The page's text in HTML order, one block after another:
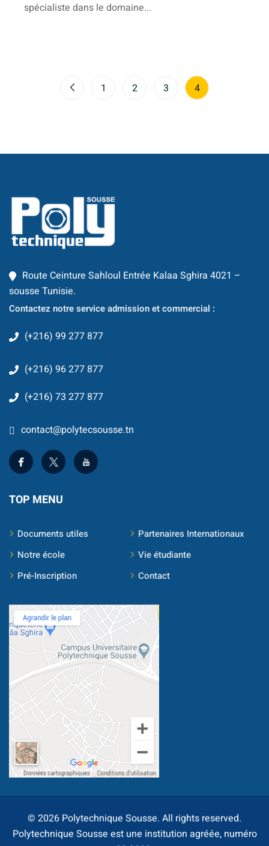
spécialiste dans le domaine...
1 2 3 4
Route Ceinture Sahloul Entrée Kalaa Sghira 4021 –
sousse Tunisie.
Contactez notre service admission et commercial :
(+216) 99 277 877
(+216) 96 277 877
(+216) 73 277 877
contact@polytecsousse.tn
TOP MENU
Documents utiles
Partenaires Internationaux
Notre école
Vie étudiante
Pré-Inscription
Contact
© 2026 Polytechnique Sousse. All rights reserved.
Polytechnique Sousse est une institution agréée, numéro